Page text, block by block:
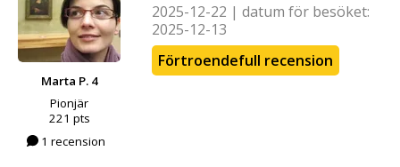
Marta P. 4
Pionjär
221 pts
1 recension
2025-12-22 | datum för besöket:
2025-12-13
Förtroendefull recension